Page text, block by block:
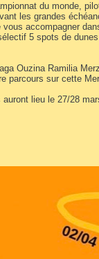
du monde,
les grandes
accompagner
5 spots de
Ouzina Ramilia
parcours sur cette
lieu le 27/28